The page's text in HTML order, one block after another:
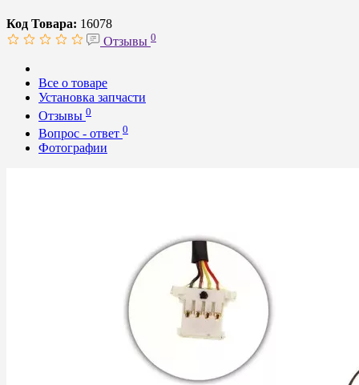
Код Товара: 16078
Отзывы 0
Все о товаре
Установка запчасти
Отзывы 0
Вопрос - ответ 0
Фотографии